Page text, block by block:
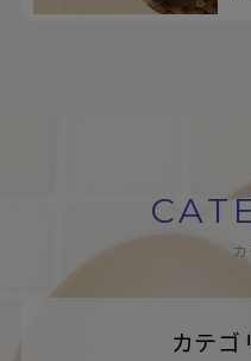
カテゴ